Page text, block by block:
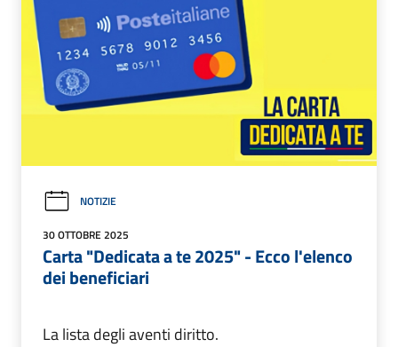
NOTIZIE
30 OTTOBRE 2025
Carta "Dedicata a te 2025" - Ecco l'elenco
dei beneficiari
La lista degli aventi diritto.